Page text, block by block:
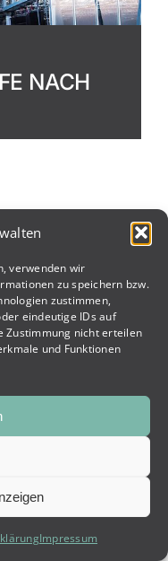
verwenden wir
zu speichern bzw.
zustimmen,
eindeutige IDs auf
Zustimmung nicht erteilen
und Funktionen
Impressum
NACH
vertrauen